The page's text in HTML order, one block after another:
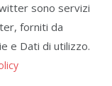
sono servizi
forniti da
e Dati di utilizzo.